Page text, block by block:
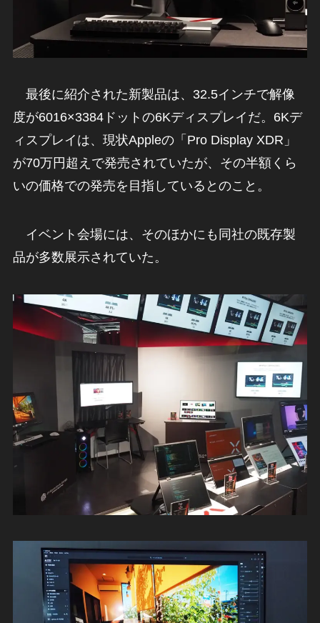
最後に紹介された新製品は、32.5インチで解像
度が6016×3384ドットの6Kディスプレイだ。6Kデ
ィスプレイは、現状Appleの「Pro Display XDR」
が70万円超えで発売されていたが、その半額くら
いの価格での発売を目指しているとのこと。
イベント会場には、そのほかにも同社の既存製
品が多数展示されていた。